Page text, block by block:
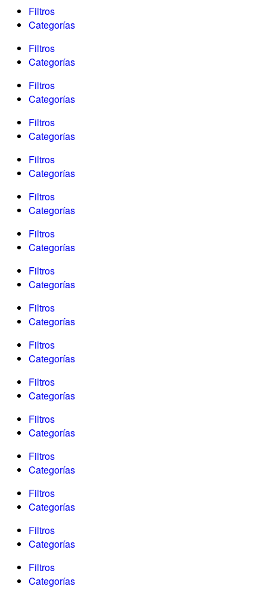
Filtros
Categorías
Filtros
Categorías
Filtros
Categorías
Filtros
Categorías
Filtros
Categorías
Filtros
Categorías
Filtros
Categorías
Filtros
Categorías
Filtros
Categorías
Filtros
Categorías
Filtros
Categorías
Filtros
Categorías
Filtros
Categorías
Filtros
Categorías
Filtros
Categorías
Filtros
Categorías